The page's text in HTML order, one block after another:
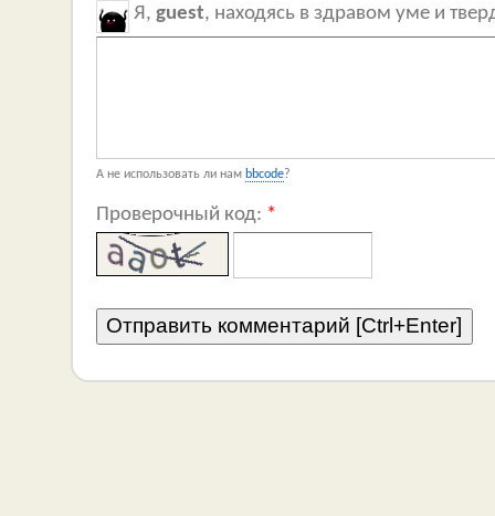
Я, guest, находясь в здравом уме и
А не использовать ли нам bbcode?
Проверочный код: *